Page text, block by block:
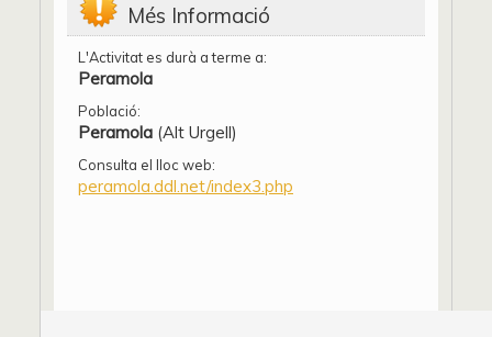
Més Informació
L'Activitat es durà a terme a:
Peramola
Població:
Peramola (Alt Urgell)
Consulta el lloc web:
peramola.ddl.net/index3.php